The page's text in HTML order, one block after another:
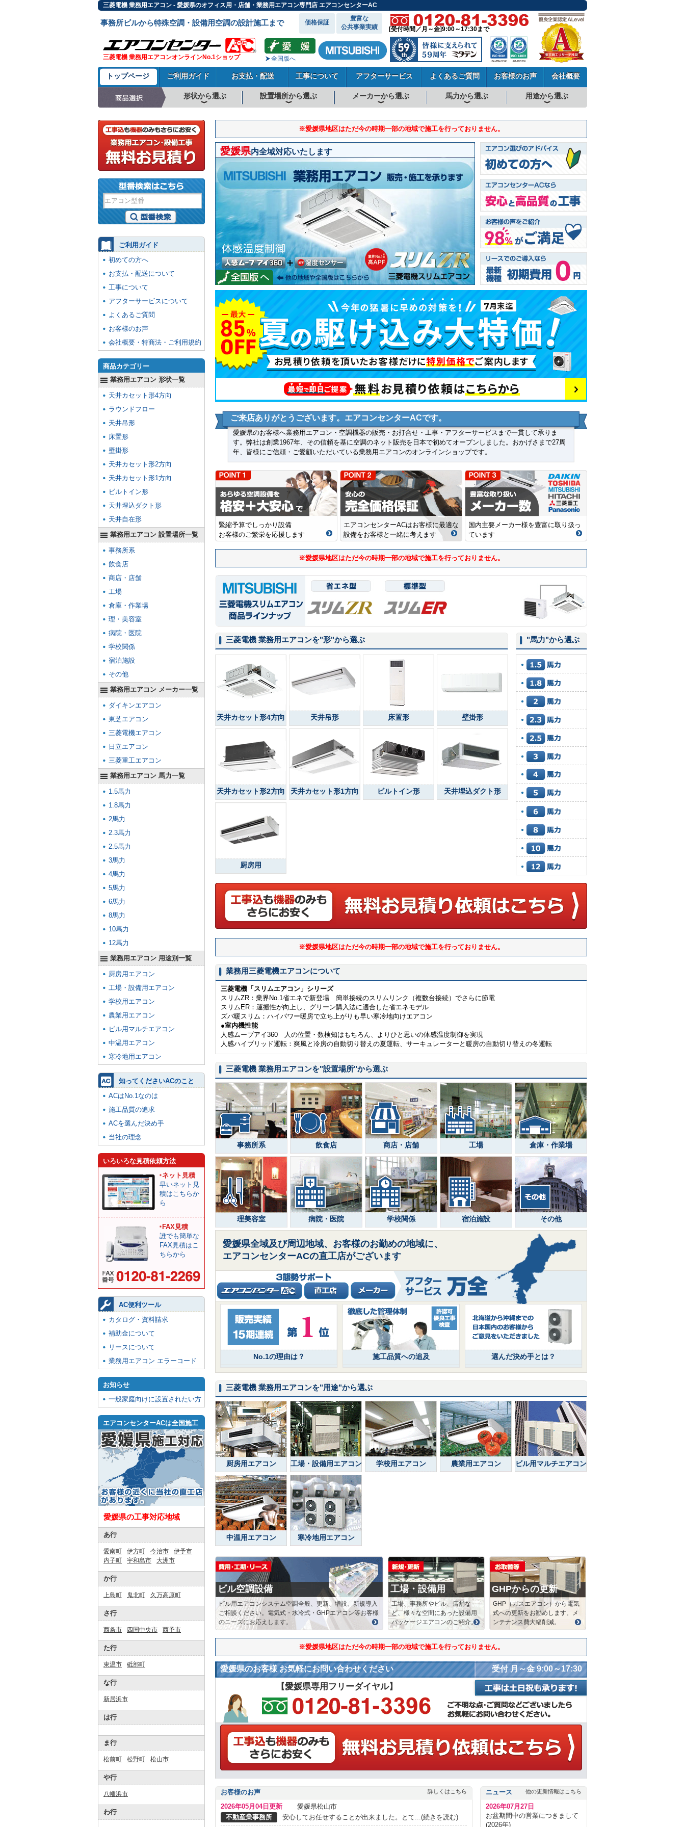
三菱電機 業務用エアコン - 愛媛県のオフィス用・店舗・業務用エアコン専門店 エアコンセンターAC
事務所ビルから特殊空調・設備用空調の設計施工まで 価格保証
豊富な
公共事業実績
三菱電機 業務用エアコンオンラインNo.1ショップ 全国版へ
[受付時間／月～金]9:00～17:30まで
トップページ ご利用ガイド お支払・配送 工事について アフターサービス よくあるご質問 お客様のお声 会社概要
形状から選ぶ 設置場所から選ぶ メーカーから選ぶ 馬力から選ぶ 用途から選ぶ
※愛媛県地区はただ今の時期一部の地域で施工を行っておりません。
愛媛県内全域対応いたします
ご来店ありがとうございます。エアコンセンターACです。
愛媛県のお客様へ業務用エアコン・空調機器の販売・お打合せ・工事・アフターサービスまで一貫して承りま
す。弊社は創業1967年、その信頼を基に空調のネット販売を日本で初めてオープンしました。おかげさまで27周
年、皆様にご信頼・ご愛顧いただいている業務用エアコンのオンラインショップです。
緊縮予算でしっかり設備
お客様のご繁栄を応援します
エアコンセンターACはお客様に最適な
設備をお客様と一緒に考えます
国内主要メーカー様を豊富に取り扱っ
ています
※愛媛県地区はただ今の時期一部の地域で施工を行っておりません。
三菱電機 業務用エアコンを"形"から選ぶ
天井カセット形4方向 天井吊形 床置形 壁掛形
天井カセット形2方向 天井カセット形1方向 ビルトイン形 天井埋込ダクト形
厨房用
"馬力"から選ぶ
※愛媛県地区はただ今の時期一部の地域で施工を行っておりません。
業務用三菱電機エアコンについて
三菱電機「スリムエアコン」シリーズ
スリムZR：業界No.1省エネで新登場 簡単接続のスリムリンク（複数台接続）でさらに節電
スリムER：運搬性が向上し、グリーン購入法に適合した省エネモデル
ズバ暖スリム：ハイパワー暖房で立ち上がりも早い寒冷地向けエアコン
●室内機性能
人感ムーブアイ360 人の位置・数検知はもちろん、よりひと思いの体感温度制御を実現
人感ハイブリッド運転：爽風と冷房の自動切り替えの夏運転、サーキュレーターと暖房の自動切り替えの冬運転
三菱電機 業務用エアコンを"設置場所"から選ぶ
事務所系 飲食店 商店・店舗 工場 倉庫・作業場
理美容室 病院・医院 学校関係 宿泊施設 その他
愛媛県全域及び周辺地域、お客様のお勤めの地域に、
エアコンセンターACの直工店がございます
No.1の理由は？ 施工品質への追及 選んだ決め手とは？
三菱電機 業務用エアコンを"用途"から選ぶ
厨房用エアコン 工場・設備用エアコン 学校用エアコン 農業用エアコン ビル用マルチエアコン
中温用エアコン 寒冷地用エアコン
ビル空調設備
ビル用エアコンシステム空調全般、更新、増設、新規導入
ご相談ください。電気式・水冷式・GHPエアコン等お客様
のニーズにお応えします。
工場・設備用
工場、事務所やビル、店舗な
ど、様々な空間にあった設備用
パッケージエアコンのご紹介。
GHPからの更新
GHP（ガスエアコン）から電気
式への更新をお勧めします。メ
ンテナンス費大幅削減。
※愛媛県地区はただ今の時期一部の地域で施工を行っておりません。
愛媛県のお客様 お気軽にお問い合わせください 受付 月～金 9:00～17:30
【愛媛県専用フリーダイヤル】
お客様のお声 詳しくはこちら
2026年05月04日更新
愛媛県松山市
不動産業事務所
安心してお任せすることが出来ました。とて...(続きを読む)
ニュース 他の更新情報はこちら
2026年07月27日
お盆期間中の営業につきまして
(2026年)
ご利用ガイド
初めての方へ
お支払・配送について
工事について
アフターサービスについて
よくあるご質問
お客様のお声
会社概要・特商法・ご利用規約
商品カテゴリー
業務用エアコン 形状一覧
天井カセット形4方向
ラウンドフロー
天井吊形
床置形
壁掛形
天井カセット形2方向
天井カセット形1方向
ビルトイン形
天井埋込ダクト形
天井自在形
業務用エアコン 設置場所一覧
事務所系
飲食店
商店・店舗
工場
倉庫・作業場
理・美容室
病院・医院
学校関係
宿泊施設
その他
業務用エアコン メーカー一覧
ダイキンエアコン
東芝エアコン
三菱電機エアコン
日立エアコン
三菱重工エアコン
業務用エアコン 馬力一覧
1.5馬力
1.8馬力
2馬力
2.3馬力
2.5馬力
3馬力
4馬力
5馬力
6馬力
8馬力
10馬力
12馬力
業務用エアコン 用途別一覧
厨房用エアコン
工場・設備用エアコン
学校用エアコン
農業用エアコン
ビル用マルチエアコン
中温用エアコン
寒冷地用エアコン
知ってくださいACのこと
ACはNo.1なのは
施工品質の追求
ACを選んだ決め手
当社の理念
いろいろな見積依頼方法
ネット見積
早いネット見
積はこちらか
ら
FAX見積
誰でも簡単な
FAX見積はこ
ちらから
AC便利ツール
カタログ・資料請求
補助金について
リースについて
業務用エアコン エラーコード
お知らせ
一般家庭向けに設置されたい方
エアコンセンターACは全国施工
愛媛県の工事対応地域
あ行
愛南町 伊方町 今治市
伊予市
内子町
宇和島市 大洲市
か行
上島町 鬼北町 久万高原町
さ行
西条市 四国中央市 西予市
た行
東温市 砥部町
な行
新居浜市
は行
ま行
松前町 松野町 松山市
や行
八幡浜市
わ行